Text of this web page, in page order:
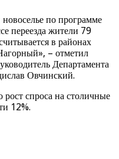
по программе
переезда жители 79
в районах
– отметил
Департамента
Овчинский.
рост спроса на столичные
12%.